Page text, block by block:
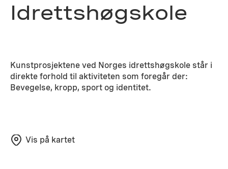
Idrettshøgskole
Kunstprosjektene ved Norges idrettshøgskole står i
direkte forhold til aktiviteten som foregår der:
Bevegelse, kropp, sport og identitet.
Vis på kartet